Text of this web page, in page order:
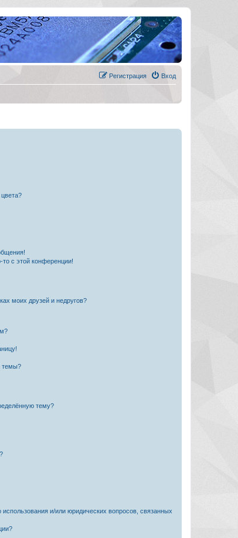
Вход
Регистрация
то с этой конференции!
моих друзей и недругов?
темы?
тему?
и/или юридических вопросов, связанных